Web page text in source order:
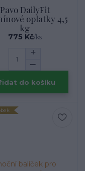
Pavo DailyFit
oplatky 4,5
kg
775 Kč/ks
do košíku